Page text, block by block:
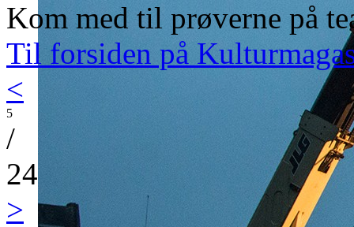
Kom med til prøverne på
Til forsiden på
<
5
/
24
>